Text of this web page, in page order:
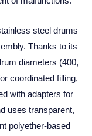
steel drums
Thanks to its
diameters (400,
coordinated filling,
with adapters for
uses transparent,
polyether-based